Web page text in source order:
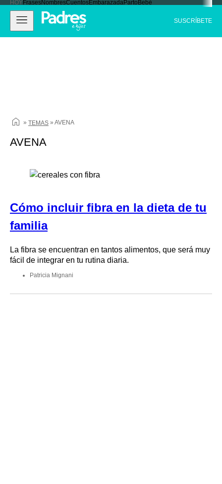
Ir
contenido
HOYFrasesNombresCuentosEmbarazada Parto Bebé
Abrir
navegación
Cerrar
Navegación
Padres e hijos
SUSCRÍBETE
» TEMAS » AVENA
AVENA
Cómo incluir fibra en la dieta de tu
familia
La fibra se encuentran en tantos alimentos, que será muy
fácil de integrar en tu rutina diaria.
Patricia Mignani